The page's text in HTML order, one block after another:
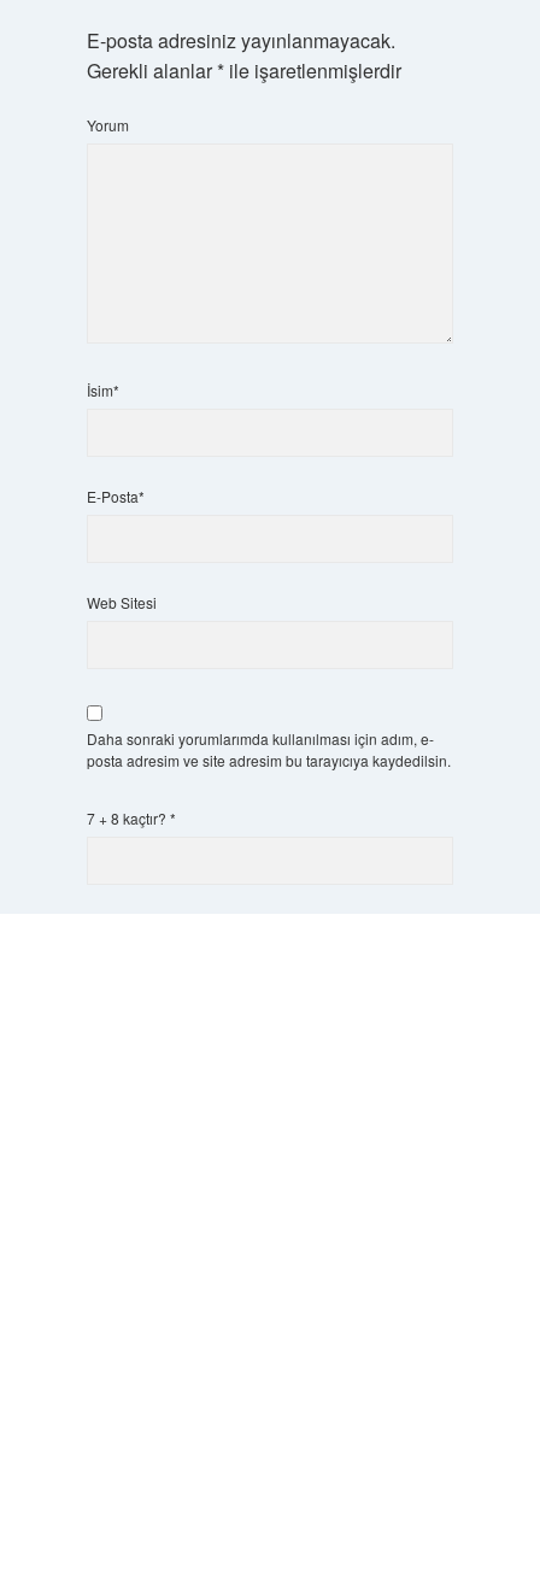
E-posta adresiniz yayınlanmayacak.
Gerekli alanlar*ile işaretlenmişlerdir
Yorum
İsim*
E-Posta*
Web Sitesi
Daha sonraki yorumlarımda kullanılması için adım, e-
posta adresim ve site adresim bu tarayıcıya kaydedilsin.
7 + 8 kaçtır? *